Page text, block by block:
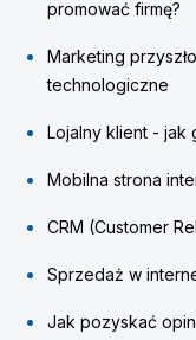
promować firmę?
Marketing
technologiczne
Lojalny klient - jak
Mobilna strona
CRM (Customer
Sprzedaż w
Jak pozyskać